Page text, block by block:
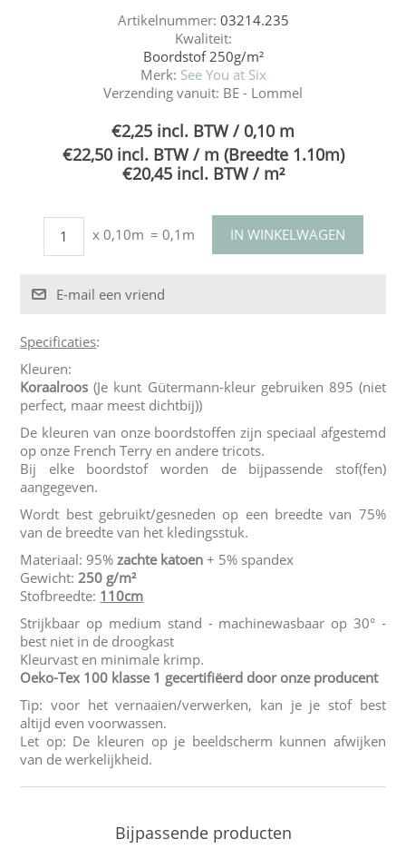
Artikelnummer: 03214.235
Kwaliteit:
Boordstof 250g/m²
Merk: See You at Six
Verzending vanuit: BE - Lommel
€2,25 incl. BTW / 0,10 m
€22,50 incl. BTW / m (Breedte 1.10m)
€20,45 incl. BTW / m²
x 0,10m = 0,1m
Specificaties:
Kleuren:
Koraalroos (Je kunt Gütermann-kleur gebruiken 895 (niet
perfect, maar meest dichtbij))
De kleuren van onze boordstoffen zijn speciaal afgestemd
op onze French Terry en andere tricots.
Bij elke boordstof worden de bijpassende stof(fen)
aangegeven.
Wordt best gebruikt/gesneden op een breedte van 75%
van de breedte van het kledingsstuk.
Materiaal: 95%zachte katoen + 5% spandex
Gewicht: 250 g/m²
Stofbreedte: 110cm
Strijkbaar op medium stand - machinewasbaar op 30° -
best niet in de droogkast
Kleurvast en minimale krimp.
Oeko-Tex 100 klasse 1 gecertifiëerd door onze producent
Tip: voor het vernaaien/verwerken, kan je je stof best
altijd even voorwassen.
Let op: De kleuren op je beeldscherm kunnen afwijken
van de werkelijkheid.
Bijpassende producten